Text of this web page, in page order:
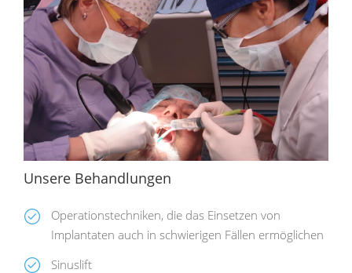
Unsere Behandlungen
Operationstechniken, die das Einsetzen von
Implantaten auch in schwierigen Fällen ermöglichen
Sinuslift